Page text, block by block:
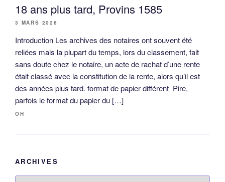
18 ans plus tard, Provins 1585
3 MARS 2026
Introduction Les archives des notaires ont souvent été
reliées mais la plupart du temps, lors du classement, fait
sans doute chez le notaire, un acte de rachat d’une rente
était classé avec la constitution de la rente, alors qu’il est
des années plus tard. format de papier différent Pire,
parfois le format du papier du […]
OH
ARCHIVES